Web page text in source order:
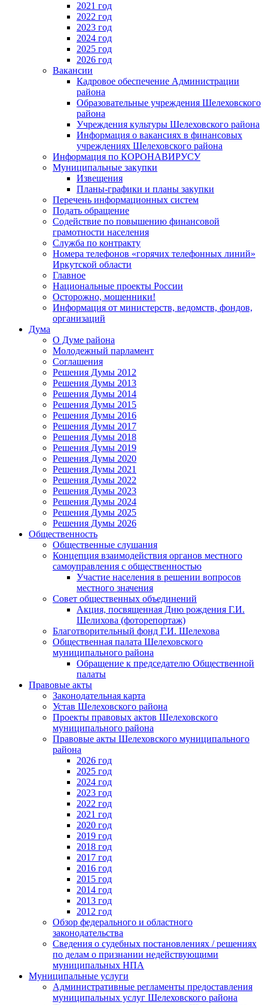
2021 год
2022 год
2023 год
2024 год
2025 год
2026 год
Вакансии
Кадровое обеспечение Администрации
района
Образовательные учреждения Шелеховского
района
Учреждения культуры Шелеховского района
Информация о вакансиях в финансовых
учреждениях Шелеховского района
Информация по КОРОНАВИРУСУ
Муниципальные закупки
Извещения
Планы-графики и планы закупки
Перечень информационных систем
Подать обращение
Содействие по повышению финансовой
грамотности населения
Служба по контракту
Номера телефонов «горячих телефонных линий»
Иркутской области
Главное
Национальные проекты России
Осторожно, мошенники!
Информация от министерств, ведомств, фондов,
организаций
Дума
О Думе района
Молодежный парламент
Соглашения
Решения Думы 2012
Решения Думы 2013
Решения Думы 2014
Решения Думы 2015
Решения Думы 2016
Решения Думы 2017
Решения Думы 2018
Решения Думы 2019
Решения Думы 2020
Решения Думы 2021
Решения Думы 2022
Решения Думы 2023
Решения Думы 2024
Решения Думы 2025
Решения Думы 2026
Общественность
Общественные слушания
Концепция взаимодействия органов местного
самоуправления с общественностью
Участие населения в решении вопросов
местного значения
Совет общественных объединений
Акция, посвященная Дню рождения Г.И.
Шелихова (фоторепортаж)
Благотворительный фонд Г.И. Шелехова
Общественная палата Шелеховского
муниципального района
Обращение к председателю Общественной
палаты
Правовые акты
Законодательная карта
Устав Шелеховского района
Проекты правовых актов Шелеховского
муниципального района
Правовые акты Шелеховского муниципального
района
2026 год
2025 год
2024 год
2023 год
2022 год
2021 год
2020 год
2019 год
2018 год
2017 год
2016 год
2015 год
2014 год
2013 год
2012 год
Обзор федерального и областного
законодательства
Сведения о судебных постановлениях / решениях
по делам о признании недействующими
муниципальных НПА
Муниципальные услуги
Административные регламенты предоставления
муниципальных услуг Шелеховского района